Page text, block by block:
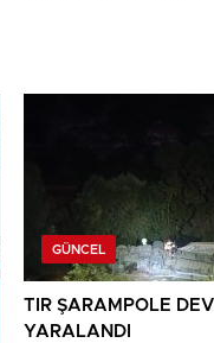
GÜNCEL
TIR ŞARAMPOLE
YARALANDI